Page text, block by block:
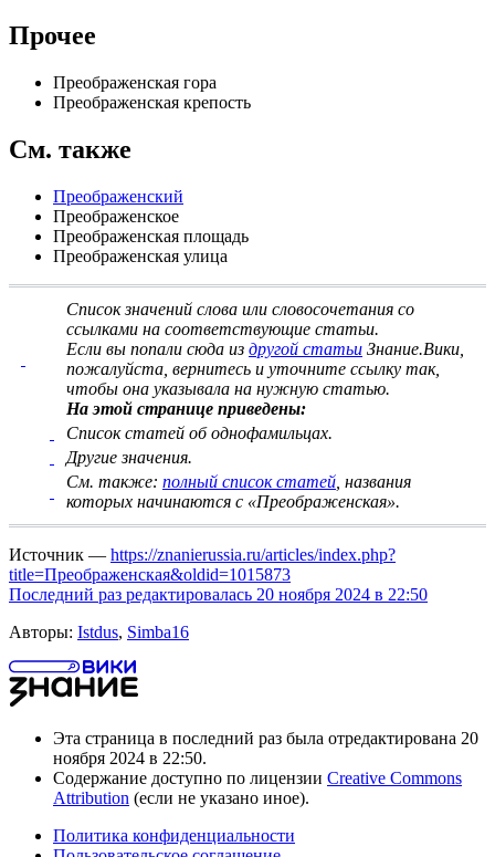
Прочее
Преображенская гора
Преображенская крепость
См. также
Преображенский
Преображенское
Преображенская площадь
Преображенская улица
Список значений слова или словосочетания со
ссылками на соответствующие статьи.
Если вы попали сюда из другой статьи Знание.Вики,
пожалуйста, вернитесь и уточните ссылку так,
чтобы она указывала на нужную статью.
На этой странице приведены:
Список статей об однофамильцах.
Другие значения.
См. также: полный список статей , названия
которых начинаются с «Преображенская».
Источник — https://znanierussia.ru/articles/index.php?
title=Преображенская&oldid=1015873
Последний раз редактировалась 20 ноября 2024 в 22:50
Авторы: Istdus, Simba16
Эта страница в последний раз была отредактирована 20
ноября 2024 в 22:50.
Содержание доступно по лицензии Creative Commons
Attribution (если не указано иное).
Политика конфиденциальности